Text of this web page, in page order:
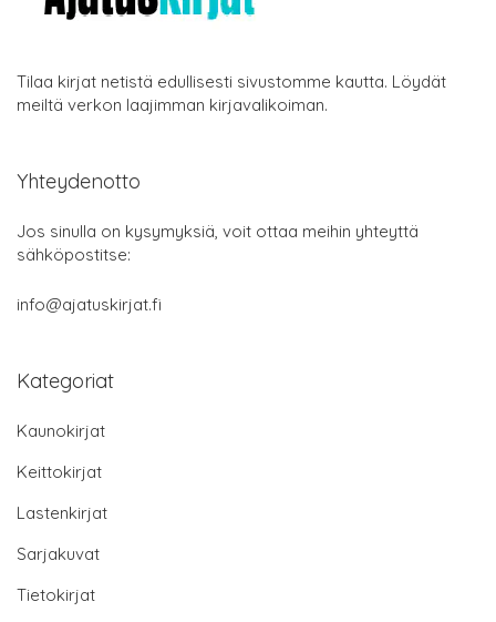
Tilaa kirjat netistä edullisesti sivustomme kautta. Löydät
meiltä verkon laajimman kirjavalikoiman.
Yhteydenotto
Jos sinulla on kysymyksiä, voit ottaa meihin yhteyttä
sähköpostitse:
info@ajatuskirjat.fi
Kategoriat
Kaunokirjat
Keittokirjat
Lastenkirjat
Sarjakuvat
Tietokirjat